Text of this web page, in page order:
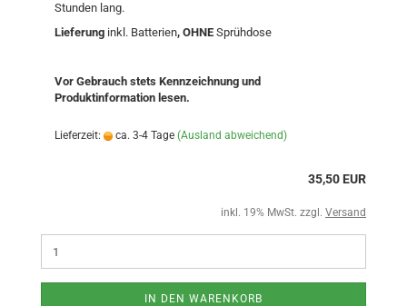
Stunden lang.
Lieferung inkl. Batterien, OHNE Sprühdose
Vor Gebrauch stets Kennzeichnung und
Produktinformation lesen.
Lieferzeit: ca. 3-4 Tage (Ausland abweichend)
35,50 EUR
inkl. 19% MwSt. zzgl. Versand
IN DEN WARENKORB